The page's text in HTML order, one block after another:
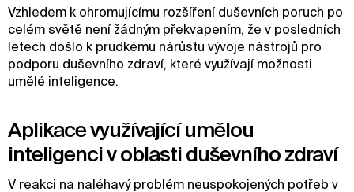
Vzhledem k ohromujícímu rozšíření duševních poruch po
celém světě není žádným překvapením, že v posledních
letech došlo k prudkému nárůstu vývoje nástrojů pro
podporu duševního zdraví, které využívají možnosti
umělé inteligence.
Aplikace využívající umělou
inteligenci v oblasti duševního zdraví
V reakci na naléhavý problém neuspokojených potřeb v